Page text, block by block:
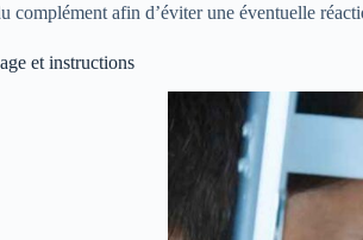
afin d’éviter une éventuelle
et instructions